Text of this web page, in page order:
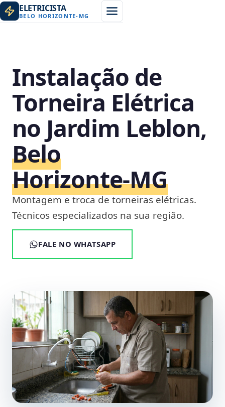
ELETRICISTA
BELO HORIZONTE- MG
Instalação de
Torneira Elétrica
no Jardim Leblon,
Belo
Horizonte‑MG
Montagem e troca de torneiras elétricas.
Técnicos especializados na sua região.
FALE NO WHATSAPP